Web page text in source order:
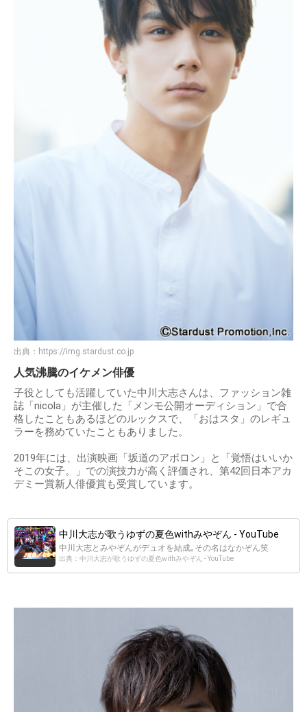
出典： https://img.stardust.co.jp
人気沸騰のイケメン俳優
子役としても活躍していた中川大志さんは、ファッション雑
誌「nicola」が主催した「メンモ公開オーディション」で合
格したこともあるほどのルックスで、「おはスタ」のレギュ
ラーを務めていたこともありました。
2019年には、出演映画「坂道のアポロン」と「覚悟はいいか
そこの女子。」での演技力が高く評価され、第42回日本アカ
デミー賞新人俳優賞も受賞しています。
中川大志が歌うゆずの夏色withみやぞん - YouTube
中川大志とみやぞんがデュオを結成｡その名はなかぞん笑
出典：中川大志が歌うゆずの夏色withみやぞん - YouTube